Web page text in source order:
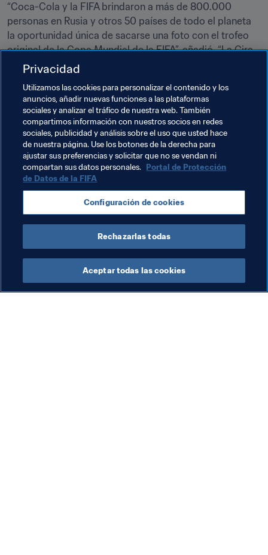
“Coca-Cola y la FIFA brindaron a más de 800.000
personas en Rusia y otros 50 países de todo el planeta
la oportunidad única de sacarse una foto con el trofeo
original de la Copa Mundial de la FIFA”, añadió. “La Gira
del Trofeo ha sido una magnífica plataforma para
Copa Mundial de la FIFA 2018 que arranca en menos de
una semana. ¡Que comience la cuenta atrás!”.
“Nos enorgullece poder traer emociones inolvidables a
cientos de miles de aficionados al fútbol y hacerles
sentir parte de la Copa Mundial de la FIFA 2018, que está
a punto de comenzar en unos días”, afirmó Mickael Vinet,
director general del Proyecto de la Copa Mundial de la
FIFA 2018™ de The Coca-Cola Company en Rusia.
Privacidad
Utilizamos las cookies para personalizar el contenido y los
anuncios, añadir nuevas funciones a las plataformas
sociales y analizar el tráfico de nuestra web. También
compartimos información con nuestros socios en redes
sociales, publicidad y análisis sobre el uso que usted hace
de nuestra página. Use los botones de la derecha para
ajustar sus preferencias y solicitar que no se vendan ni
compartan sus datos personales. Portal de Protección
de Datos de la FIFA
Configuración de cookies
Rechazarlas todas
Aceptar todas las cookies